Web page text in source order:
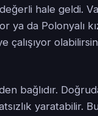
hale geldi.
da Polonyalı
çalışıyor
bağlıdır.
yaratabilir.